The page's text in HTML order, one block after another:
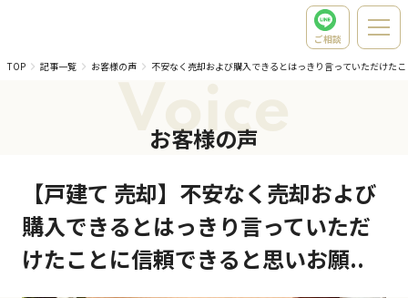
ご相談
TOP
記事一覧 お客様の声 不安なく売却および購入できるとはっきり言っていただけた
Voice
お客様の声
【戸建て 売却】不安なく売却および
購入できるとはっきり言っていただ
けたことに信頼できると思いお願..